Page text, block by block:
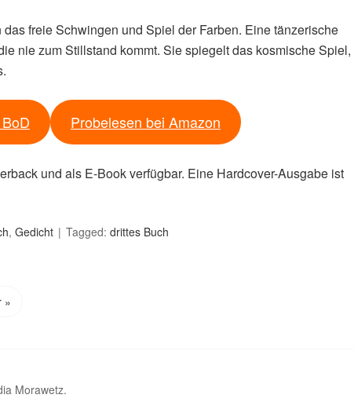
freie Schwingen und Spiel der Farben. Eine tänzerische
nie zum Stillstand kommt. Sie spiegelt das kosmische Spiel,
Probelesen bei Amazon
und als E-Book verfügbar. Eine Hardcover-Ausgabe ist
, Gedicht Tagged: drittes Buch
»
Morawetz.